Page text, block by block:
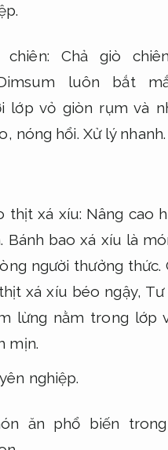
chiên: Chả giò
luôn bắt
lớp vỏ giòn rụm và
nóng hổi. Xử lý nhanh.
thịt xá xíu: Nâng cao
Bánh bao xá xíu là
người thưởng thức.
xá xíu béo ngậy, Tư
lừng nằm trong lớp
mịn.
nghiệp.